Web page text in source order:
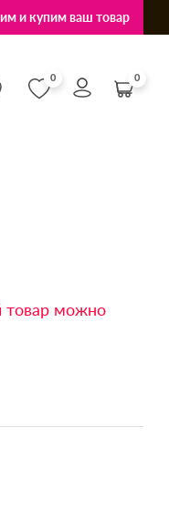
и купим ваш товар
0 0
товар можно